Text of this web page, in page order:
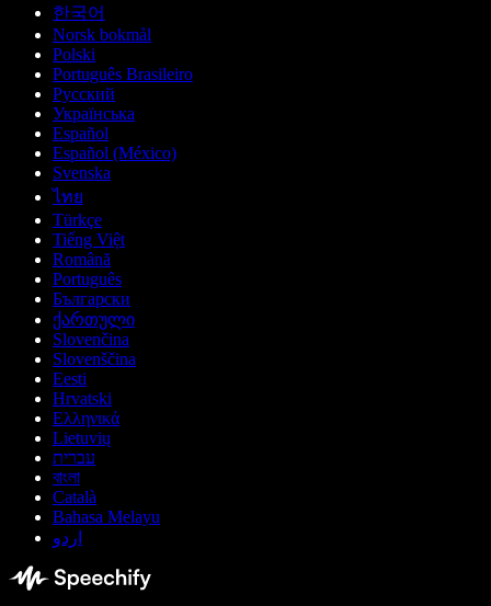
한국어
Norsk bokmål
Polski
Português Brasileiro
Русский
Українська
Español
Español (México)
Svenska
ไทย
Türkçe
Tiếng Việt
Română
Português
Български
ქართული
Slovenčina
Slovenščina
Eesti
Hrvatski
Ελληνικά
Lietuvių
עברית
বাংলা
Català
Bahasa Melayu
اردو